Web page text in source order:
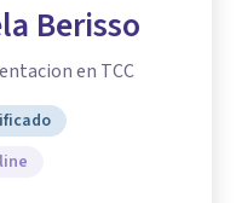
Berisso
en TCC